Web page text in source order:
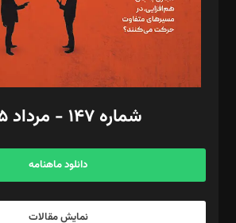
فیلمبرداری و عکاسی: امیر شفیعی، مانی لطفی زاده
گرافیک و صفحه‌آرایی: سید‌سبحان‌علی ثابت
مد‌یر توسعه تجاری: کامبیز برید‌
امور مالی: شاپور رهبری، محمد‌ کاظمی‌نیا
آگهی و مشترکین: ۰۹۱۹۹۹۹۰۴۵۴
شماره ۱۴۷ - مرداد ۱۴۰۵
دانلود ماهنامه
نمایش مقالات